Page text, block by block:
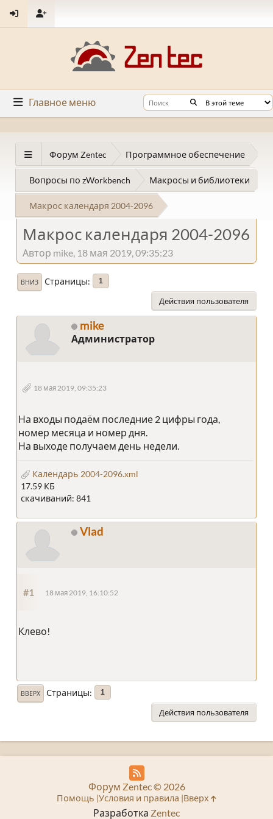
Главное меню
Форум Zentec Программное обеспечение
Вопросы по zWorkbench Макросы и библиотеки
Макрос календаря 2004-2096
Макрос календаря 2004-2096
Автор mike, 18 мая 2019, 09:35:23
ВНИЗ Страницы 1
Действия пользователя
mike
Администратор
18 мая 2019, 09:35:23
На входы подаём последние 2 цифры года,
номер месяца и номер дня.
На выходе получаем день недели.
Календарь 2004-2096.xml
17.59 КБ
скачиваний: 841
Vlad
#1 18 мая 2019, 16:10:52
Клево!
ВВЕРХ Страницы 1
Действия пользователя
Разработка Zentec
Форум Zentec © 2026
Помощь Условия и правила Вверх